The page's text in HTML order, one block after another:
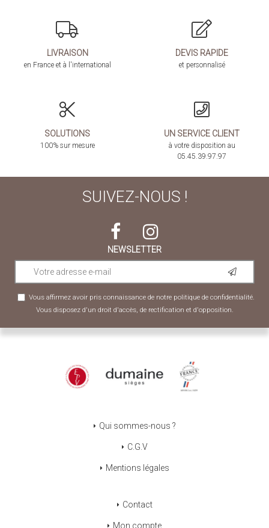
LIVRAISON
en France et à l'international
DEVIS RAPIDE
et personnalisé
SOLUTIONS
100% sur mesure
UN SERVICE CLIENT
à votre disposition au
05.45.39.97.97
SUIVEZ-NOUS !
NEWSLETTER
Vous affirmez avoir pris connaissance de notre politique de confidentialité.
Vous disposez d'un droit d'accès, de rectification et d'opposition.
Qui sommes-nous ?
C.G.V
Mentions légales
Contact
Mon compte